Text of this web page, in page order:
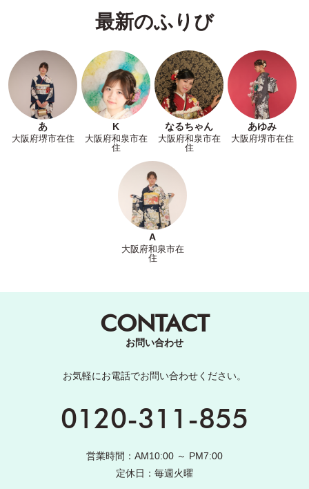
最新のふりび
あ
大阪府堺市在住
K
大阪府和泉市在
住
なるちゃん
大阪府和泉市在
住
あゆみ
大阪府堺市在住
A
大阪府和泉市在
住
CONTACT
お問い合わせ
お気軽にお電話でお問い合わせください。
0120-311-855
営業時間：AM10:00 ～ PM7:00
定休日：毎週火曜